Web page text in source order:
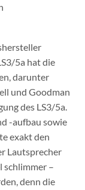
5a hat die
darunter
und Goodman
des LS3/5a.
-aufbau sowie
exakt den
Lautsprecher
schlimmer –
denn die